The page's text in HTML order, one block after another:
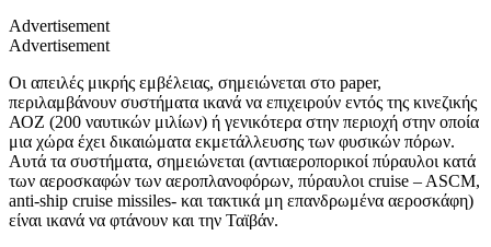
Advertisement
Advertisement
Οι απειλές μικρής εμβέλειας, σημειώνεται στο paper,
περιλαμβάνουν συστήματα ικανά να επιχειρούν εντός της κινεζικής
ΑΟΖ (200 ναυτικών μιλίων) ή γενικότερα στην περιοχή στην οποία
μια χώρα έχει δικαιώματα εκμετάλλευσης των φυσικών πόρων.
Αυτά τα συστήματα, σημειώνεται (αντιαεροπορικοί πύραυλοι κατά
των αεροσκαφών των αεροπλανοφόρων, πύραυλοι cruise – ASCM,
anti-ship cruise missiles- και τακτικά μη επανδρωμένα αεροσκάφη)
είναι ικανά να φτάνουν και την Ταϊβάν.